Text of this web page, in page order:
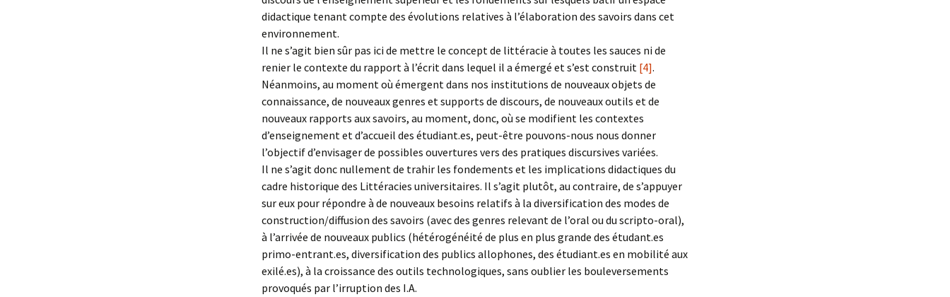
didactique tenant compte des évolutions relatives à l’élaboration des savoirs dans cet
environnement.
Il ne s’agit bien sûr pas ici de mettre le concept de littéracie à toutes les sauces ni de
renier le contexte du rapport à l’écrit dans lequel il a émergé et s’est construit [4].
Néanmoins, au moment où émergent dans nos institutions de nouveaux objets de
connaissance, de nouveaux genres et supports de discours, de nouveaux outils et de
nouveaux rapports aux savoirs, au moment, donc, où se modifient les contextes
d’enseignement et d’accueil des étudiant.es, peut-être pouvons-nous nous donner
l’objectif d’envisager de possibles ouvertures vers des pratiques discursives variées.
Il ne s’agit donc nullement de trahir les fondements et les implications didactiques du
cadre historique des Littéracies universitaires. Il s’agit plutôt, au contraire, de s’appuyer
sur eux pour répondre à de nouveaux besoins relatifs à la diversification des modes de
construction/diffusion des savoirs (avec des genres relevant de l’oral ou du scripto-oral),
à l’arrivée de nouveaux publics (hétérogénéité de plus en plus grande des étudant.es
primo-entrant.es, diversification des publics allophones, des étudiant.es en mobilité aux
exilé.es), à la croissance des outils technologiques, sans oublier les bouleversements
provoqués par l’irruption des I.A.